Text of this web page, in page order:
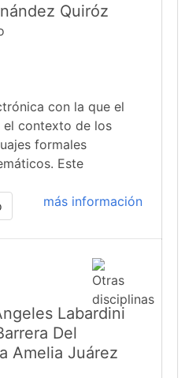
Quiróz
con la que el
el contexto de los
formales
Este
más información
Labardini
Del
Amelia Juárez